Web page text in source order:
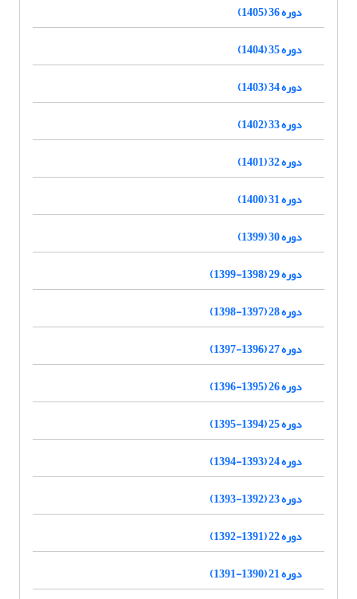
دوره 36 (1405)
دوره 35 (1404)
دوره 34 (1403)
دوره 33 (1402)
دوره 32 (1401)
دوره 31 (1400)
دوره 30 (1399)
دوره 29 (1398-1399)
دوره 28 (1397-1398)
دوره 27 (1396-1397)
دوره 26 (1395-1396)
دوره 25 (1394-1395)
دوره 24 (1393-1394)
دوره 23 (1392-1393)
دوره 22 (1391-1392)
دوره 21 (1390-1391)